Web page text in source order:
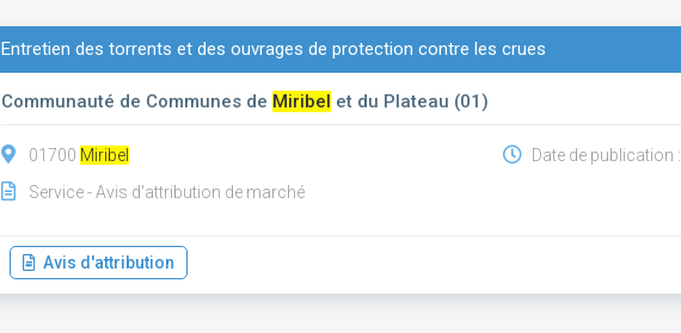
Entretien des torrents et des ouvrages de protection contre les crues
Communauté de Communes de Miribel et du Plateau (01)
01700 Miribel
Service - Avis d'attribution de marché
Date de publication :
Avis d'attribution